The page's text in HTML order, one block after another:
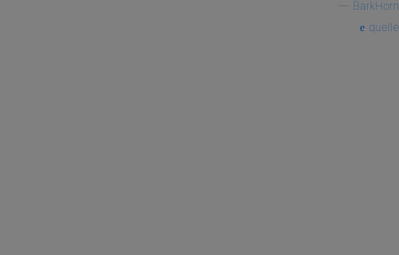
BarkHorn
quelle